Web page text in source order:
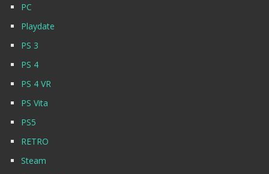
PC
Playdate
PS 3
PS 4
PS 4 VR
PS Vita
PS5
RETRO
Steam